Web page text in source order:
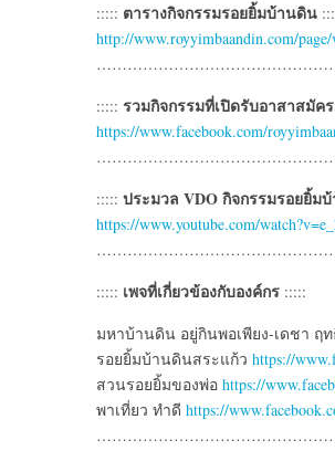
::::: ตารางกิจกรรมรอยยิ้มบ้านดิน
http://www.royyimbaandin.com/page/
::::: รวมกิจกรรมที่เปิดรับอาสาสมั
https://www.facebook.com/
::::: ประมวล VDO กิจกรรมรอยยิ้ม
https://www.youtube.com/
::::: เพจที่เกี่ยวข้องกับองค์กร :::::
มหาบ้านดิน อยู่กินพอเพียง-เดชา ฤ
รอยยิ้มบ้านดินสระแก้ว https://
สวนรอยยิ้มของพ่อ https://
พาเที่ยว ทำดี https://